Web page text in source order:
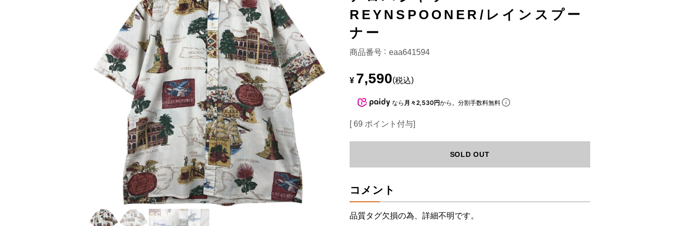
REYNSPOONER/レインスプー
ナー
商品番号 eaa641594
¥ 7,590 税込
なら 月々2,530円から。分割手数料無料
[ 69 ポイント付与]
SOLD OUT
コメント
品質タグ欠損の為、詳細不明です。